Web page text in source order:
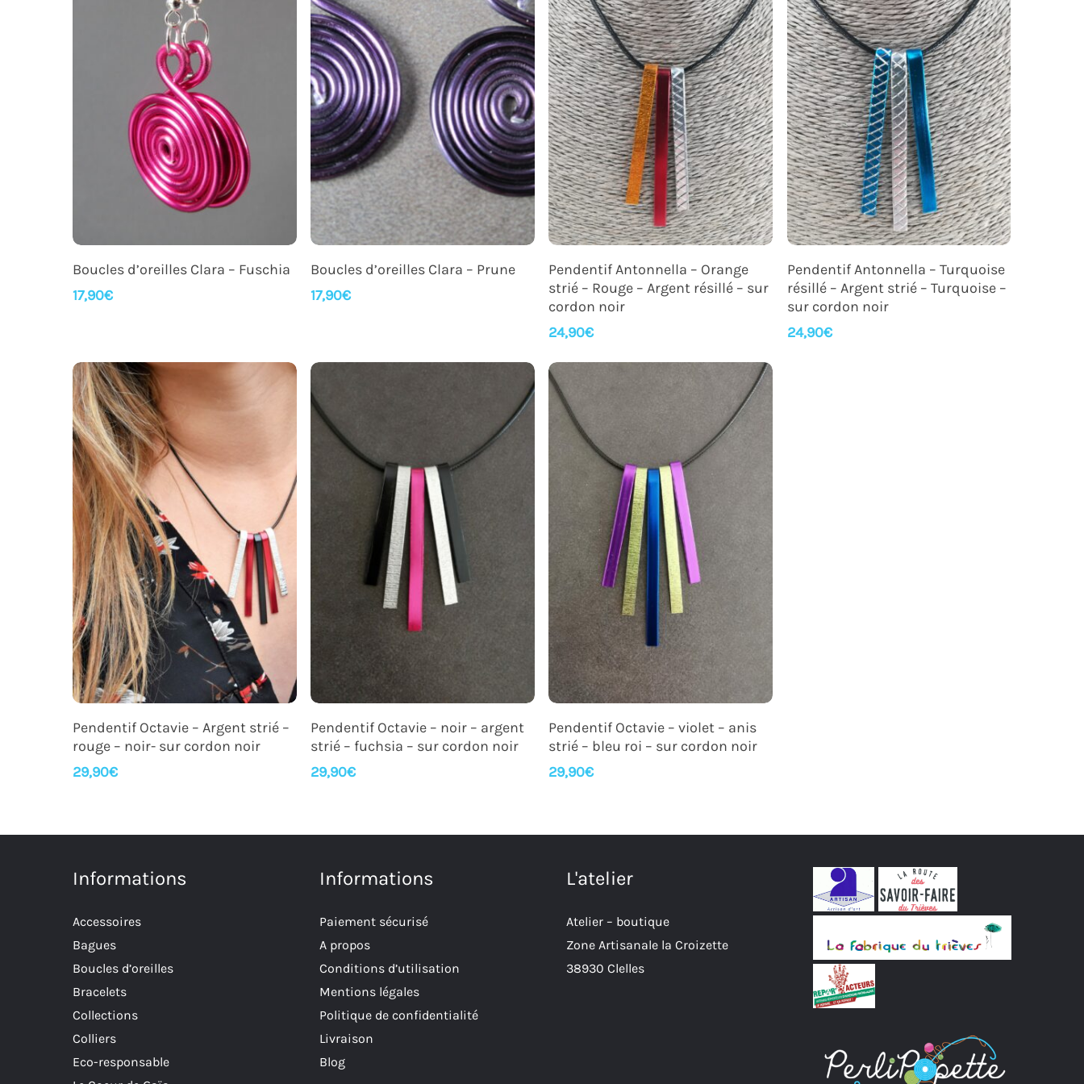
Ajouter Au Panier
Boucles d’oreilles Clara – Fuschia
17,90€
Ajouter Au Panier
Boucles d’oreilles Clara – Prune
17,90€
Ajouter Au Panier
Pendentif Antonnella – Orange
strié – Rouge – Argent résillé – sur
cordon noir
24,90€
Ajouter Au Panier
Pendentif Antonnella – Turquoise
résillé – Argent strié – Turquoise –
sur cordon noir
24,90€
Ajouter Au Panier
Pendentif Octavie – Argent strié –
rouge – noir- sur cordon noir
29,90€
Ajouter Au Panier
Pendentif Octavie – noir – argent
strié – fuchsia – sur cordon noir
29,90€
Ajouter Au Panier
Pendentif Octavie – violet – anis
strié – bleu roi – sur cordon noir
29,90€
Informations
Accessoires
Bagues
Boucles d’oreilles
Bracelets
Collections
Colliers
Eco-responsable
Informations
Paiement sécurisé
A propos
Conditions d’utilisation
Mentions légales
Politique de confidentialité
Livraison
Blog
L'atelier
Atelier – boutique
Zone Artisanale la Croizette
38930 Clelles